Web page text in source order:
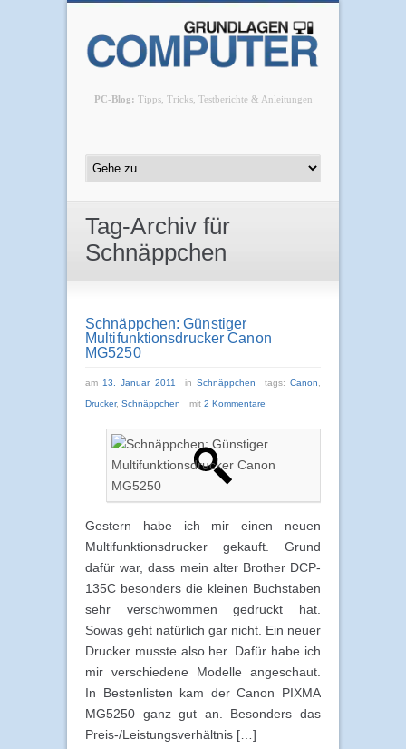
PC-Blog: Tipps, Tricks, Testberichte & Anleitungen
Tag-Archiv für
Schnäppchen
Schnäppchen: Günstiger
Multifunktionsdrucker Canon
MG5250
am 13. Januar 2011 in Schnäppchen tags:Canon
Drucker, Schnäppchen mit 2 Kommentare
Gestern habe ich mir einen neuen
Multifunktionsdrucker gekauft. Grund
dafür war, dass mein alter Brother DCP-
135C besonders die kleinen Buchstaben
sehr verschwommen gedruckt hat.
Sowas geht natürlich gar nicht. Ein neuer
Drucker musste also her. Dafür habe ich
mir verschiedene Modelle angeschaut.
In Bestenlisten kam der Canon PIXMA
MG5250 ganz gut an. Besonders das
Preis-/Leistungsverhältnis […]